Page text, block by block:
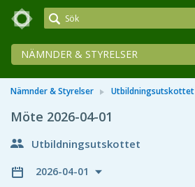
Meetings+
NÄMNDER & STYRELSER
Nämnder & Styrelser Utbildningsutskottet
Möte 2026-04-01
Utbildningsutskottet
2026-04-01